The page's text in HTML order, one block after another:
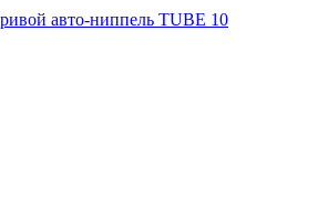
авто-ниппель TUBE 10